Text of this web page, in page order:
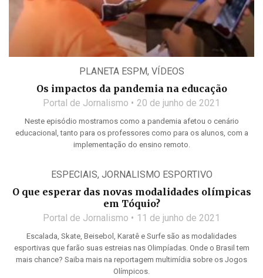
PLANETA ESPM, VÍDEOS
Os impactos da pandemia na educação
Portal de Jornalismo 20 de junho de 2021
Neste episódio mostramos como a pandemia afetou o cenário
educacional, tanto para os professores como para os alunos, com a
implementação do ensino remoto.
ESPECIAIS, JORNALISMO ESPORTIVO
O que esperar das novas modalidades olímpicas
em Tóquio?
Portal de Jornalismo 11 de junho de 2021
Escalada, Skate, Beisebol, Karatê e Surfe são as modalidades
esportivas que farão suas estreias nas Olimpíadas. Onde o Brasil tem
mais chance? Saiba mais na reportagem multimídia sobre os Jogos
Olímpicos.